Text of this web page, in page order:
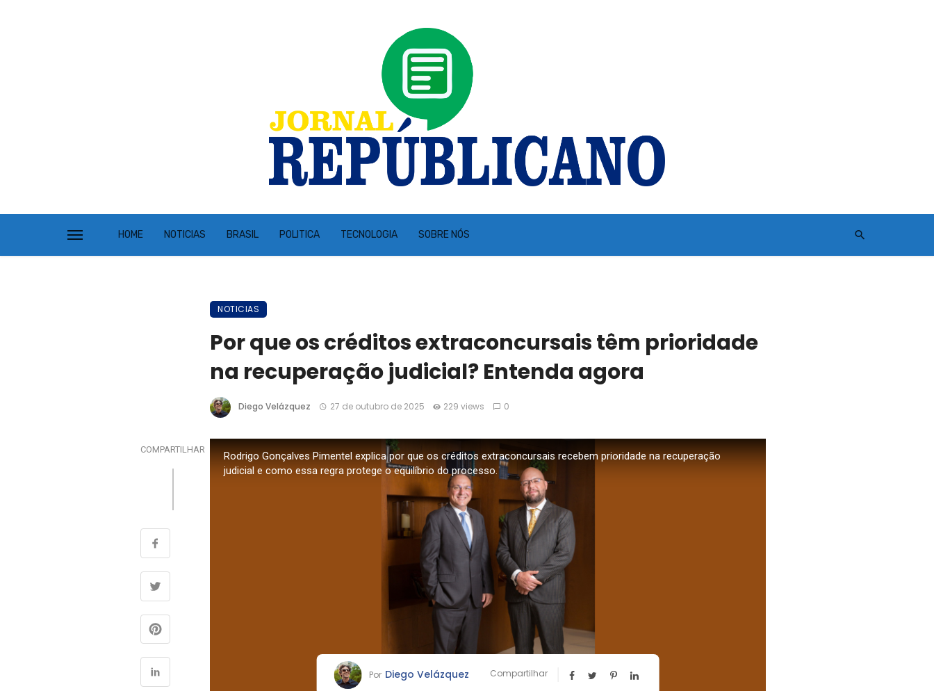
HOME NOTICIAS BRASIL POLITICA TECNOLOGIA SOBRE NÓS
NOTICIAS
Por que os créditos extraconcursais têm prioridade
na recuperação judicial? Entenda agora
Diego Velázquez 27 de outubro de 2025 229 views 0
COMPARTILHAR
Rodrigo Gonçalves Pimentel explica por que os créditos extraconcursais recebem prioridade na recuperação
judicial e como essa regra protege o equilíbrio do processo.
Por Diego Velázquez Compartilhar